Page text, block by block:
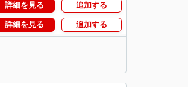
詳細を見る 追加する
詳細を見る 追加する